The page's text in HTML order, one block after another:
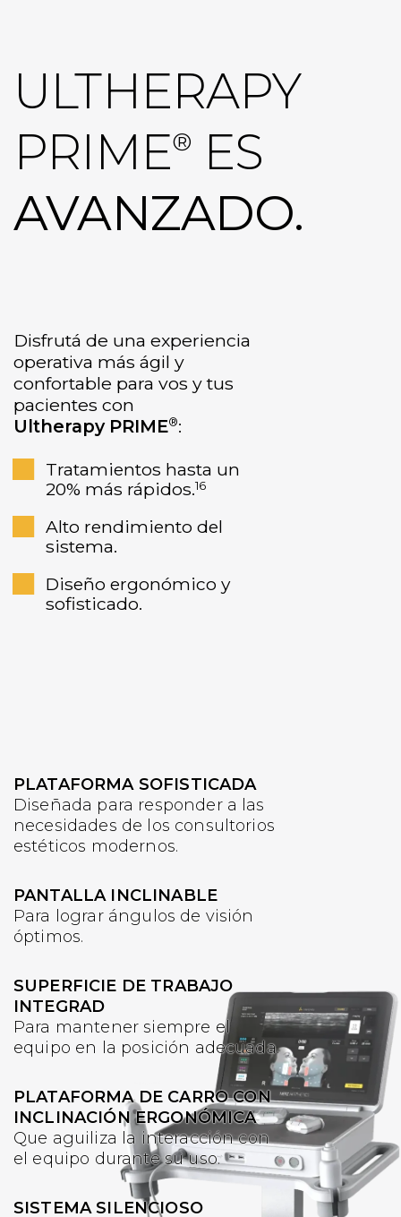
ULTHERAPY
PRIME®
ES
AVANZADO.
Disfrutá de una experiencia
operativa más ágil y
confortable para vos y tus
pacientes con
Ultherapy PRIME®:
Tratamientos hasta un
20% más rápidos.16
Alto rendimiento del
sistema.
Diseño ergonómico y
sofisticado.
PLATAFORMA SOFISTICADA
Diseñada para responder a las
necesidades de los consultorios
estéticos modernos.
PANTALLA INCLINABLE
Para lograr ángulos de visión
óptimos.
SUPERFICIE DE TRABAJO
INTEGRAD
Para mantener siempre el
equipo en la posición adecuada.
PLATAFORMA DE CARRO CON
INCLINACIÓN ERGONÓMICA
Que aguiliza la interacción con
el equipo durante su uso.
SISTEMA SILENCIOSO